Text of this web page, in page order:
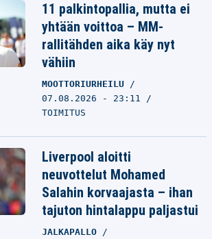
11 palkintopallia, mutta ei
yhtään voittoa – MM-
rallitähden aika käy nyt
vähiin
MOOTTORIURHEILU
07.08.2026 - 23:11
TOIMITUS
Liverpool aloitti
neuvottelut Mohamed
Salahin korvaajasta – ihan
tajuton hintalappu paljastui
JALKAPALLO